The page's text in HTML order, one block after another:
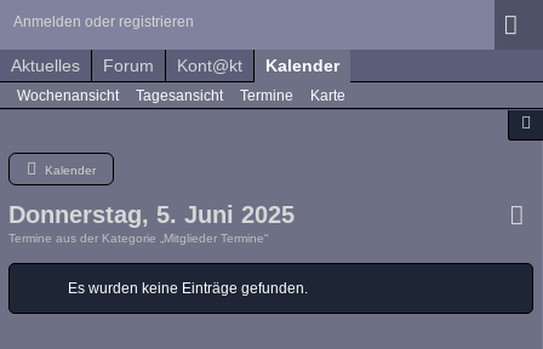
Anmelden oder registrieren
Aktuelles Forum Kont@kt Kalender
Wochenansicht Tagesansicht Termine Karte
Kalender
Donnerstag, 5. Juni 2025
Termine aus der Kategorie „Mitglieder Termine“
Es wurden keine Einträge gefunden.